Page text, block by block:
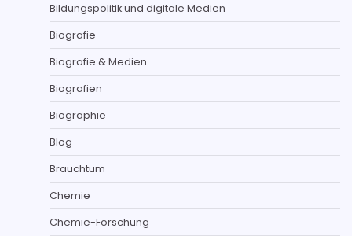
Bildungspolitik und digitale Medien
Biografie
Biografie & Medien
Biografien
Biographie
Blog
Brauchtum
Chemie
Chemie-Forschung